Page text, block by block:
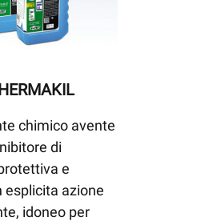
chimico avente
di
e
esplicita azione
idoneo per